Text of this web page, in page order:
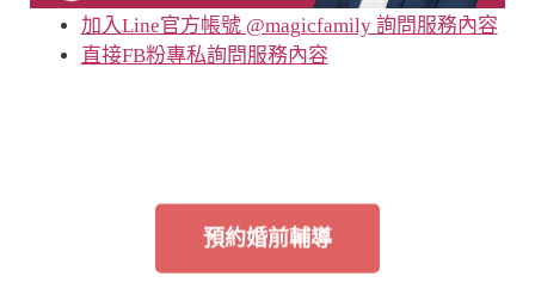
加入Line官方帳號 @magicfamily 詢問服務內容
直接FB粉專私詢問服務內容
預約婚前輔導